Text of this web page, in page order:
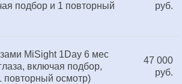
подбор и 1 повторный
руб.
MiSight 1Day 6 мес
включая подбор,
повторный осмотр)
47 000
руб.